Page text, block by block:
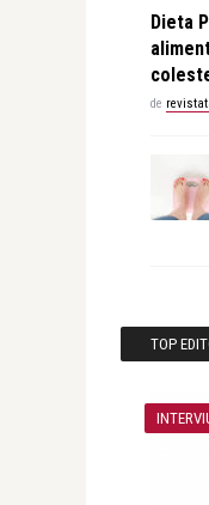
Dieta
de
TOP